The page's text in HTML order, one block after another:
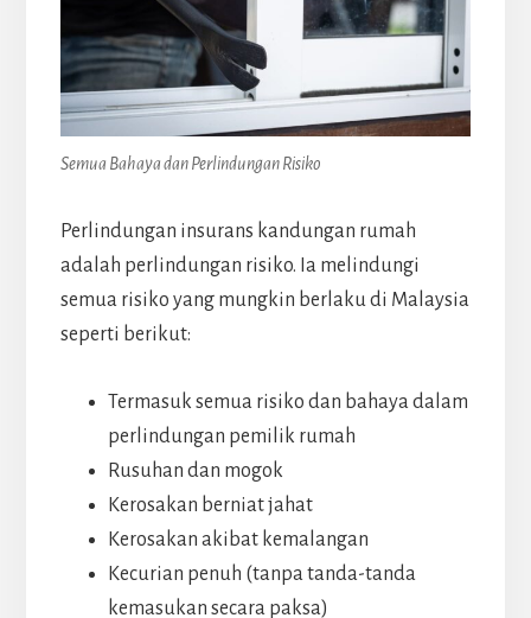
Semua Bahaya dan Perlindungan Risiko
Perlindungan insurans kandungan rumah
adalah perlindungan risiko. Ia melindungi
semua risiko yang mungkin berlaku di Malaysia
seperti berikut:
Termasuk semua risiko dan bahaya dalam
perlindungan pemilik rumah
Rusuhan dan mogok
Kerosakan berniat jahat
Kerosakan akibat kemalangan
Kecurian penuh (tanpa tanda-tanda
kemasukan secara paksa)